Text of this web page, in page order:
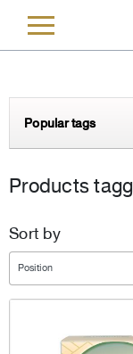
Popular tags
Products
Sort by